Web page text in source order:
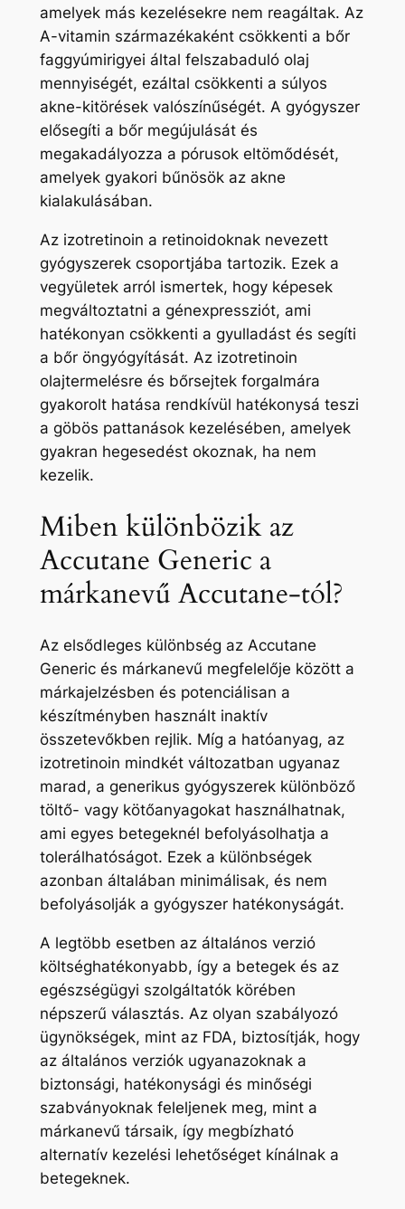
amelyek más kezelésekre nem reagáltak. Az
A-vitamin származékaként csökkenti a bőr
faggyúmirigyei által felszabaduló olaj
mennyiségét, ezáltal csökkenti a súlyos
akne-kitörések valószínűségét. A gyógyszer
elősegíti a bőr megújulását és
megakadályozza a pórusok eltömődését,
amelyek gyakori bűnösök az akne
kialakulásában.
Az izotretinoin a retinoidoknak nevezett
gyógyszerek csoportjába tartozik. Ezek a
vegyületek arról ismertek, hogy képesek
megváltoztatni a génexpressziót, ami
hatékonyan csökkenti a gyulladást és segíti
a bőr öngyógyítását. Az izotretinoin
olajtermelésre és bőrsejtek forgalmára
gyakorolt ​​hatása rendkívül hatékonysá teszi
a göbös pattanások kezelésében, amelyek
gyakran hegesedést okoznak, ha nem
kezelik.
Miben különbözik az
Accutane Generic a
márkanevű Accutane-tól?
Az elsődleges különbség az Accutane
Generic és márkanevű megfelelője között a
márkajelzésben és potenciálisan a
készítményben használt inaktív
összetevőkben rejlik. Míg a hatóanyag, az
izotretinoin mindkét változatban ugyanaz
marad, a generikus gyógyszerek különböző
töltő- vagy kötőanyagokat használhatnak,
ami egyes betegeknél befolyásolhatja a
tolerálhatóságot. Ezek a különbségek
azonban általában minimálisak, és nem
befolyásolják a gyógyszer hatékonyságát.
A legtöbb esetben az általános verzió
költséghatékonyabb, így a betegek és az
egészségügyi szolgáltatók körében
népszerű választás. Az olyan szabályozó
ügynökségek, mint az FDA, biztosítják, hogy
az általános verziók ugyanazoknak a
biztonsági, hatékonysági és minőségi
szabványoknak feleljenek meg, mint a
márkanevű társaik, így megbízható
alternatív kezelési lehetőséget kínálnak a
betegeknek.